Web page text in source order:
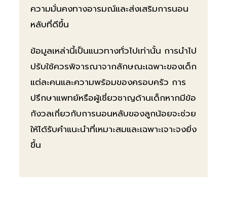
ความมั่นคงทางอารมณ์และส่งเสริมการนอน
หลับที่ดีขึ้น
ข้อมูลเหล่านี้เป็นแนวทางทั่วไปเท่านั้น การนำไป
ปรับใช้ควรพิจารณาจากลักษณะเฉพาะของเด็ก
แต่ละคนและความพร้อมของครอบครัว การ
ปรึกษาแพทย์หรือผู้เชี่ยวชาญด้านเด็กหากมีข้อ
กังวลเกี่ยวกับการนอนหลับของลูกน้อยจะช่วย
ให้ได้รับคำแนะนำที่เหมาะสมและเฉพาะเจาะจงยิ่ง
ขึ้น